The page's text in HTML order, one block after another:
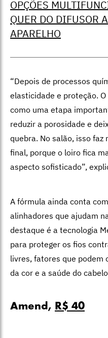
OPÇÕES
QUER DO DIFUSOR
APARELHO
“Depois de processos
elasticidade e proteção.
como uma etapa
reduzir a porosidade e
quebra. No salão, isso
final, porque o loiro fica
aspecto sofisticado”,
A fórmula ainda conta
alinhadores que ajudam
destaque é a tecnologia
para proteger os fios
livres, fatores que podem
da cor e a saúde do
Amend, R$ 40